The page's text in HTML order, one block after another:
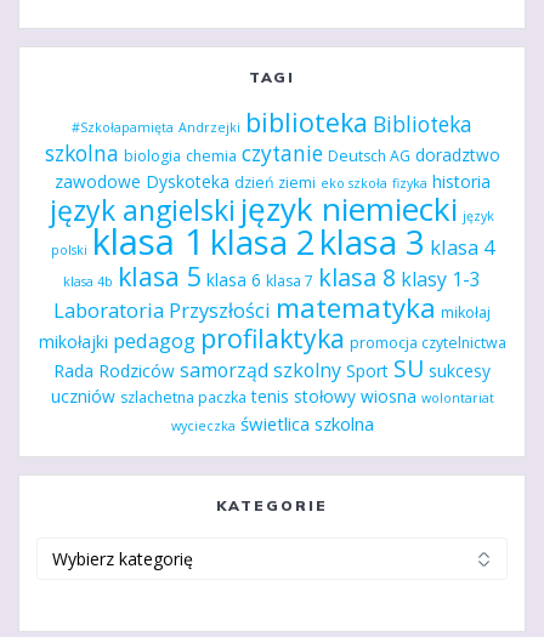
TAGI
#Szkołapamięta Andrzejki biblioteka Biblioteka
szkolna biologia chemia czytanie Deutsch AG doradztwo
zawodowe Dyskoteka dzień ziemi eko szkoła fizyka historia
język angielski język niemiecki język
polski klasa 1 klasa 2klasa 3 klasa 4
klasa 4b klasa 5 klasa 6 klasa 7 klasa 8 klasy 1-3
Laboratoria Przyszłości matematyka mikołaj
mikołajki pedagog profilaktyka promocja czytelnictwa
Rada Rodziców samorząd szkolny Sport SU sukcesy
uczniów szlachetna paczka tenis stołowy wiosna wolontariat
wycieczka świetlica szkolna
KATEGORIE